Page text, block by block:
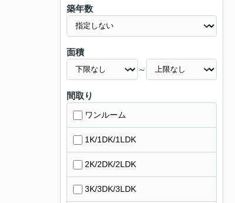
築年数
面積
～
間取り
ワンルーム
1K/1DK/1LDK
2K/2DK/2LDK
3K/3DK/3LDK